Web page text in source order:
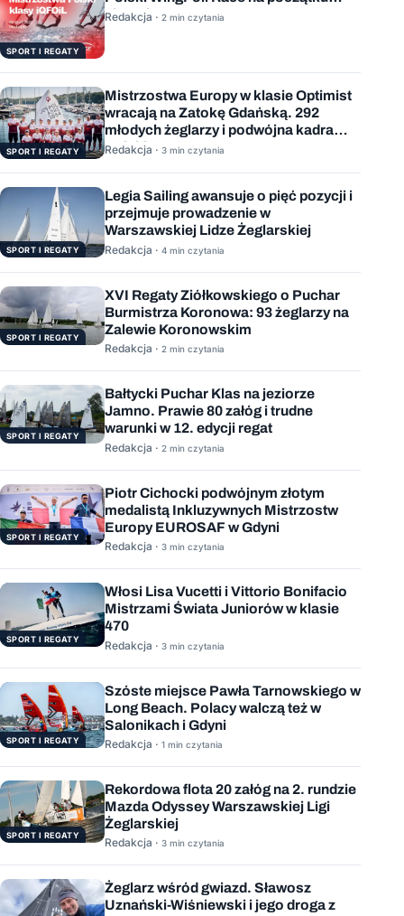
SPORT I REGATY
sierpnia
Redakcja · 2 min czytania
SPORT I REGATY
Mistrzostwa Europy w klasie Optimist
wracają na Zatokę Gdańską. 292
młodych żeglarzy i podwójna kadra
Polski
Redakcja · 3 min czytania
SPORT I REGATY
Legia Sailing awansuje o pięć pozycji i
przejmuje prowadzenie w
Warszawskiej Lidze Żeglarskiej
Redakcja · 4 min czytania
SPORT I REGATY
XVI Regaty Ziółkowskiego o Puchar
Burmistrza Koronowa: 93 żeglarzy na
Zalewie Koronowskim
Redakcja · 2 min czytania
SPORT I REGATY
Bałtycki Puchar Klas na jeziorze
Jamno. Prawie 80 załóg i trudne
warunki w 12. edycji regat
Redakcja · 2 min czytania
SPORT I REGATY
Piotr Cichocki podwójnym złotym
medalistą Inkluzywnych Mistrzostw
Europy EUROSAF w Gdyni
Redakcja · 3 min czytania
SPORT I REGATY
Włosi Lisa Vucetti i Vittorio Bonifacio
Mistrzami Świata Juniorów w klasie
470
Redakcja · 3 min czytania
SPORT I REGATY
Szóste miejsce Pawła Tarnowskiego w
Long Beach. Polacy walczą też w
Salonikach i Gdyni
Redakcja · 1 min czytania
SPORT I REGATY
Rekordowa flota 20 załóg na 2. rundzie
Mazda Odyssey Warszawskiej Ligi
Żeglarskiej
Redakcja · 3 min czytania
Żeglarz wśród gwiazd. Sławosz
Uznański-Wiśniewski i jego droga z